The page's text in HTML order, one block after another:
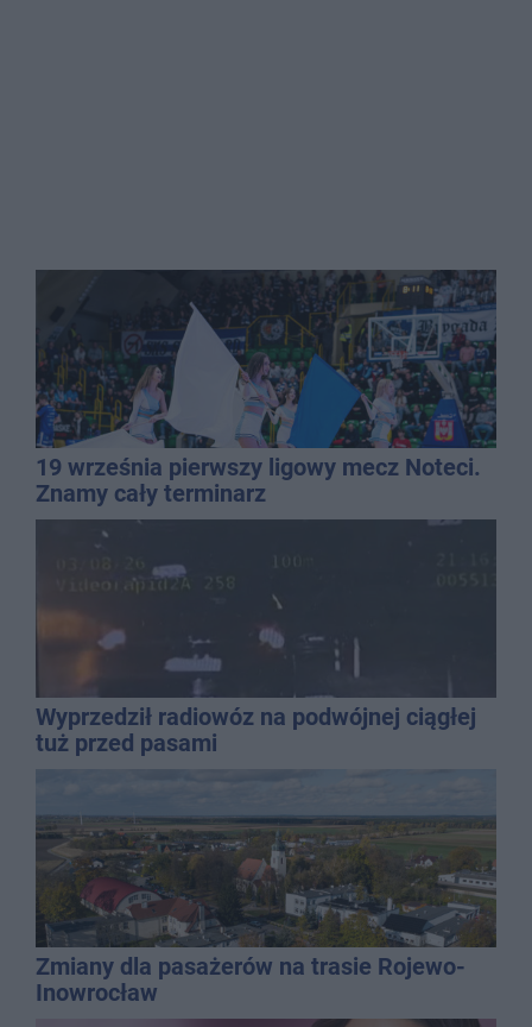
19 września pierwszy ligowy mecz Noteci.
Znamy cały terminarz
Wyprzedził radiowóz na podwójnej ciągłej
tuż przed pasami
Zmiany dla pasażerów na trasie Rojewo-
Inowrocław